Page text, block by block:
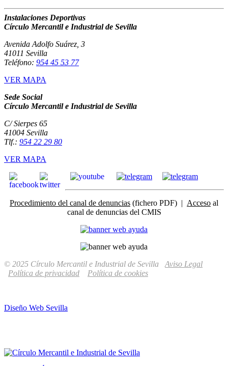
Instalaciones Deportivas
Círculo Mercantil e Industrial de Sevilla
Avenida Adolfo Suárez, 3
41011 Sevilla
Teléfono: 954 45 53 77
VER MAPA
Sede Social
Círculo Mercantil e Industrial de Sevilla
C/ Sierpes 65
41004 Sevilla
Tlf.: 954 22 29 80
VER MAPA
Procedimiento del canal de denuncias (fichero PDF) | Acceso al
canal de denuncias del CMIS
© 2025 Círculo Mercantil e Industrial de Sevilla Aviso Legal
Política de privacidad
Política de cookies
Diseño Web Sevilla